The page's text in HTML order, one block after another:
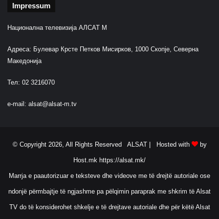
k
t
Impressum
Национална телевизија АЛСАТ М
Адреса: Булевар Крсте Петков Мисирков, 1000 Скопје, Северна
Македонија
Тел: 02 3216070
e-mail: alsat@alsat-m.tv
© Copyright 2026, All Rights Reserved ALSAT | Hosted with by
Host.mk https://alsat.mk/
Marrja e paautorizuar e teksteve dhe videove me të drejtë autoriale ose
ndonjë përmbajtje të ngjashme pa pëlqimin paraprak me shkrim të Alsat
TV do të konsiderohet shkelje e të drejtave autoriale dhe për këtë Alsat